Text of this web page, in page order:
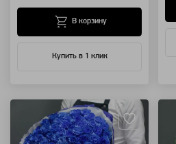
Купить в 1 клик
В корзину